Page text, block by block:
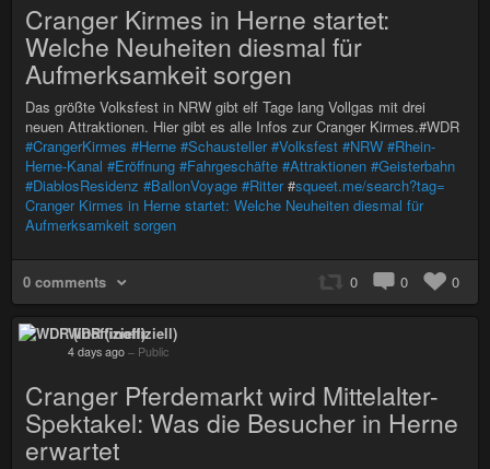
Cranger Kirmes in Herne startet:
Welche Neuheiten diesmal für
Aufmerksamkeit sorgen
Das größte Volksfest in NRW gibt elf Tage lang Vollgas mit drei
neuen Attraktionen. Hier gibt es alle Infos zur Cranger Kirmes.#WDR
#CrangerKirmes #Herne #Schausteller #Volksfest #NRW #Rhein-
Herne-Kanal #Eröffnung #Fahrgeschäfte #Attraktionen #Geisterbahn
#DiablosResidenz #BallonVoyage #Ritter#squeet.me/search?tag=
Cranger Kirmes in Herne startet: Welche Neuheiten diesmal für
Aufmerksamkeit sorgen
0 comments 0 0 0
WDR (inoffiziell)
4 days ago – Public
Cranger Pferdemarkt wird Mittelalter-
Spektakel: Was die Besucher in Herne
erwartet